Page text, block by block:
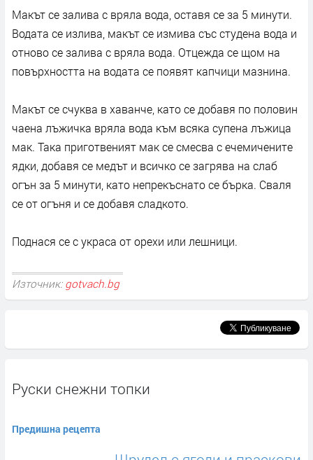
Макът се залива с вряла вода, оставя се за 5 минути.
Водата се излива, макът се измива със студена вода и
отново се залива с вряла вода. Отцежда се щом на
повърхността на водата се появят капчици мазнина.
Макът се счуква в хаванче, като се добавя по половин
чаена лъжичка вряла вода към всяка супена лъжица
мак. Така приготвеният мак се смесва с ечемичените
ядки, добавя се медът и всичко се загрява на слаб
огън за 5 минути, като непрекъснато се бърка. Сваля
се от огъня и се добавя сладкото.
Поднася се с украса от орехи или лешници.
Източник: gotvach.bg
Руски снежни топки
Предишна рецепта